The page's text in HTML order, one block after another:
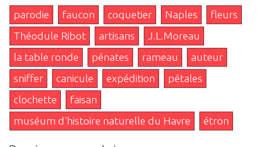
parodie faucon coquetier Naples
fleurs
Théodule Ribot
artisans
J.L.Moreau
la table ronde
pénates rameau
auteur
sniffer
canicule expédition
pétales
clochette
faisan
muséum d'histoire naturelle du Havre
étron